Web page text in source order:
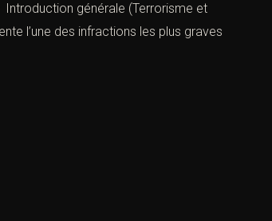
générale (Terrorisme et
l’une des infractions les plus graves